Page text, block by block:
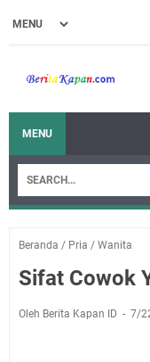
MENU
Beranda / Pria / Wanita
Sifat Cowok
Oleh Berita Kapan ID 7/